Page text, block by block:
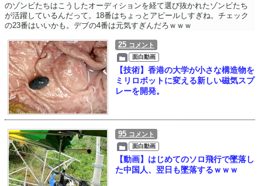
のゾンビたちはこうしたオーディションを経て選び抜かれたゾンビたち
が活躍しているんだって。18番はちょっとアピールしすぎね。チェック
の23番はいいかも。デブの4番は元気すぎんだろｗｗｗ
25 コメント
面白動画
【技術】香港の大学が小さな構造物を
ミリロボットに変える新しい磁気スプ
レーを開発。
95 コメント
面白動画
【動画】はじめてのソロ飛行で墜落し
た中国人、翌日も墜落するｗｗｗ